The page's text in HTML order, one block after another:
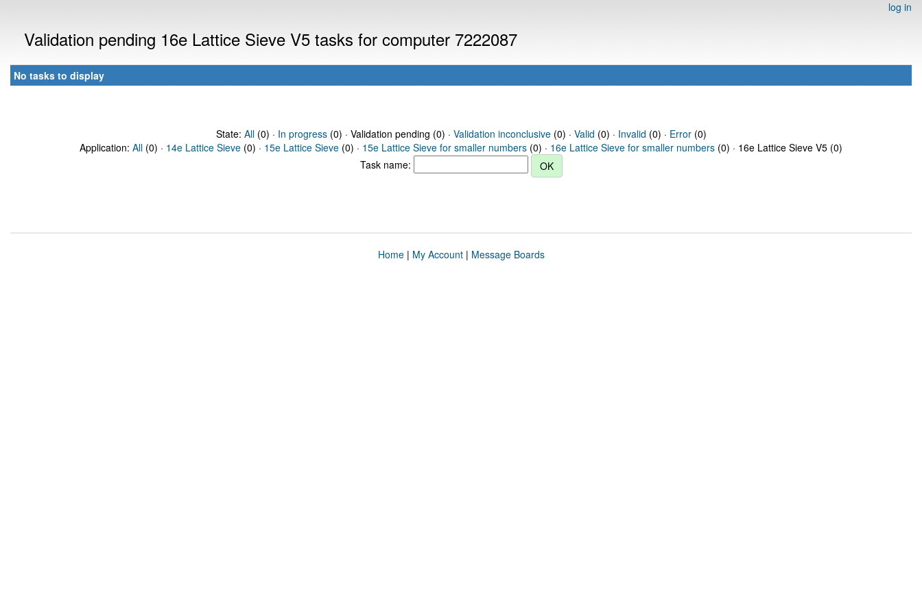
log in
Validation pending 16e Lattice Sieve V5 tasks for computer 7222087
No tasks to display
State: All(0) · In progress(0) · Validation pending (0) · Validation inconclusive(0) · Valid (0) · Invalid (0) · Error(0)
Application: All (0) · 14e Lattice Sieve (0) · 15e Lattice Sieve (0) · 15e Lattice Sieve for smaller numbers (0) · 16e Lattice Sieve for smaller numbers (0) · 16e Lattice Sieve V5 (0)
Task name:
Home| My Account| Message Boards